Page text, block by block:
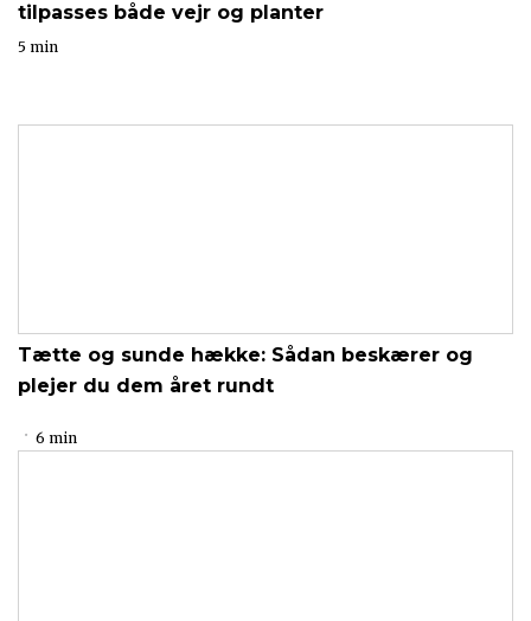
tilpasses både vejr og planter
5 min
Tætte og sunde hække: Sådan beskærer og
plejer du dem året rundt
6 min